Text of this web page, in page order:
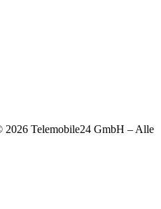
Telemobile24 GmbH – Alle